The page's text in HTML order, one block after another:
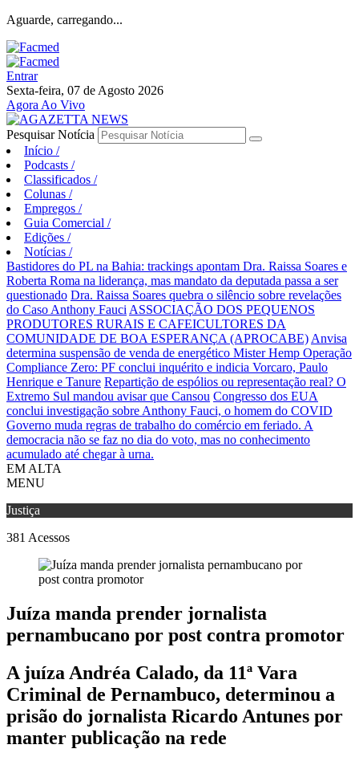
Aguarde, carregando...
Entrar
Sexta-feira, 07 de Agosto 2026
Agora Ao Vivo
Pesquisar Notícia
Início /
Podcasts /
Classificados /
Colunas /
Empregos /
Guia Comercial /
Edições /
Notícias /
Bastidores do PL na Bahia: trackings apontam Dra. Raissa Soares e
Roberta Roma na liderança, mas mandato da deputada passa a ser
questionado Dra. Raissa Soares quebra o silêncio sobre revelações
do Caso Anthony Fauci ASSOCIAÇÃO DOS PEQUENOS
PRODUTORES RURAIS E CAFEICULTORES DA
COMUNIDADE DE BOA ESPERANÇA (APROCABE) Anvisa
determina suspensão de venda de energético Mister Hemp Operação
Compliance Zero: PF conclui inquérito e indicia Vorcaro, Paulo
Henrique e Tanure Repartição de espólios ou representação real? O
Extremo Sul mandou avisar que Cansou Congresso dos EUA
conclui investigação sobre Anthony Fauci, o homem do COVID
Governo muda regras de trabalho do comércio em feriado. A
democracia não se faz no dia do voto, mas no conhecimento
acumulado até chegar à urna.
EM ALTA
MENU
Justiça
381 Acessos
Juíza manda prender jornalista
pernambucano por post contra promotor
A juíza Andréa Calado, da 11ª Vara
Criminal de Pernambuco, determinou a
prisão do jornalista Ricardo Antunes por
manter publicação na rede